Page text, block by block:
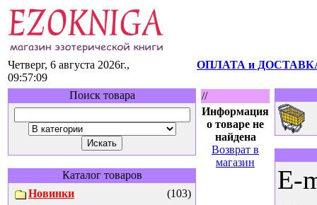
Четверг, 6 августа 2026г.,
09:57:09
ОПЛАТА и
Поиск товара
Каталог товаров
Новинки
(103)
//
Информация
о товаре не
найдена
Возврат в
магазин
E-